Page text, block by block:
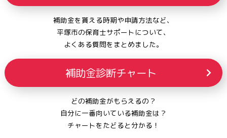
補助金を貰える時期や申請方法など、
平塚市の保育士サポートについて、
よくある質問をまとめました。
補助金診断チャート
どの補助金がもらえるの？
自分に一番向いている補助金は？
チャートをたどると分かる！